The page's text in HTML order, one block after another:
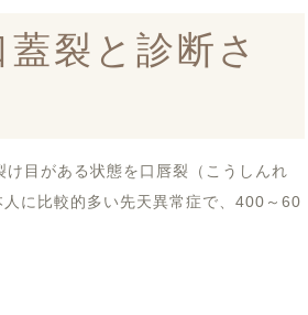
裂と診断さ
目がある状態を口唇裂（こうしんれ
に比較的多い先天異常症で、400～60